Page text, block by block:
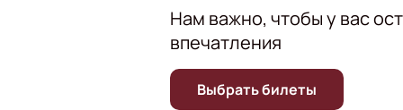
Нам важно, чтобы у вас
впечатления
Выбрать билеты